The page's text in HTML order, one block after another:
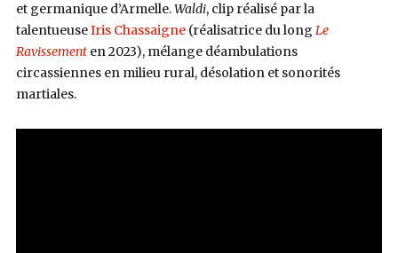
et germanique d’Armelle.Waldi, clip réalisé par la
talentueuseIris Chassaigne(réalisatrice du long Le
Ravissement en 2023), mélange déambulations
circassiennes en milieu rural, désolation et sonorités
martiales.